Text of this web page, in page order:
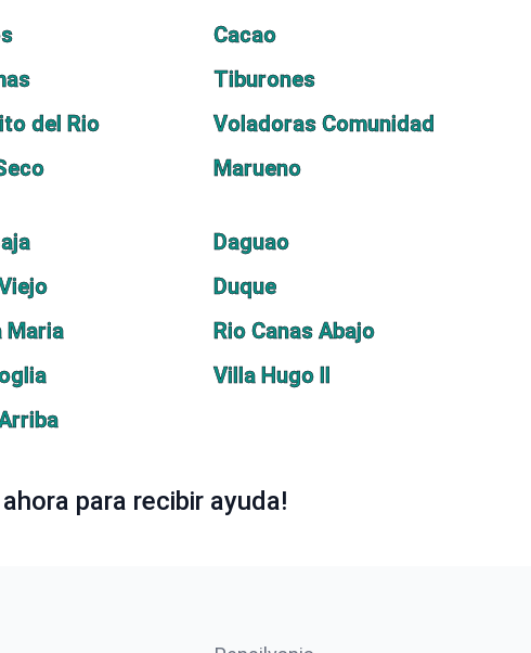
Cacao
Tiburones
del Rio
Voladoras Comunidad
Marueno
Daguao
Duque
Maria
Rio Canas Abajo
Villa Hugo II
para recibir ayuda!